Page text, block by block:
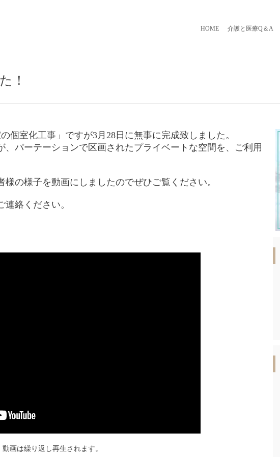
HOME 介護と医療Q＆A
！
個室化工事」ですが3月28日に無事に完成致しました。
パーテーションで区画されたプライベートな空間を、ご利用
の様子を動画にしましたのでぜひご覧ください。
絡ください。
画は繰り返し再生されます。